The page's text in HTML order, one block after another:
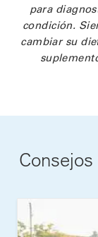
para
condición.
cambiar su